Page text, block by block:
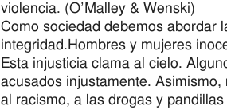
violencia. (O’Malley & Wenski)
Como sociedad debemos abordar
integridad.Hombres y mujeres
Esta injusticia clama al cielo.
acusados injustamente.
al racismo, a las drogas y